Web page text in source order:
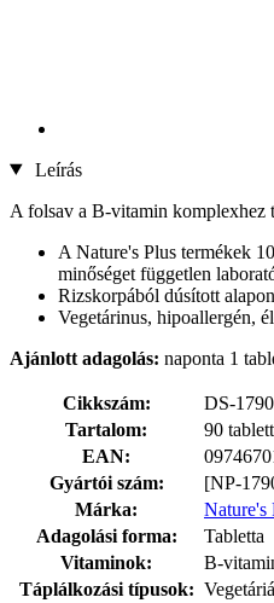
Leírás
A folsav a B-vitamin komplexhez
A Nature's Plus termékek
minőséget független
Rizskorpából dúsított alapon
Vegetárinus, hipoallergén,
Ajánlott adagolás: naponta 1
Cikkszám:
DS-1790
Tartalom:
90
EAN:
Gyártói szám:
[NP-
Márka:
Nature's
Adagolási forma:
Tabletta
Vitaminok:
B-
Táplálkozási típusok: